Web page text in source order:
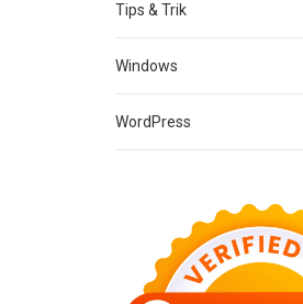
Tips & Trik
Windows
WordPress